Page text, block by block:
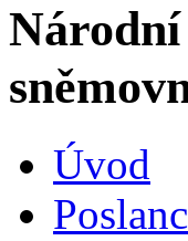
Národní
Úvod